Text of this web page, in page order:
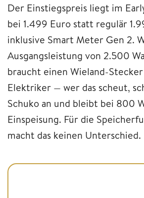
Der Einstiegspreis liegt im
bei 1.499 Euro statt regulär
inklusive Smart Meter Gen 2.
Ausgangsleistung von 2.500
braucht einen Wieland-
Elektriker — wer das scheut,
Schuko an und bleibt bei 800
Einspeisung. Für die
macht das keinen Unterschied.